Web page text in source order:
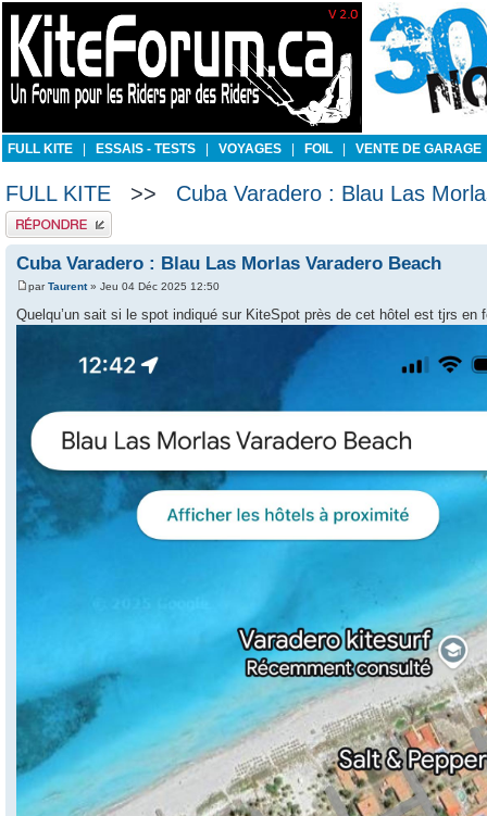
FULL KITE ESSAIS - TESTS VOYAGES FOIL VENTE DE GARAGE
FULL KITE >> Cuba Varadero : Blau Las
Publier une réponse
Cuba Varadero : Blau Las Morlas Varadero Beach
parTaurent» Jeu 04 Déc 2025 12:50
Quelqu’un sait si le spot indiqué sur KiteSpot près de cet hôtel est tjrs en